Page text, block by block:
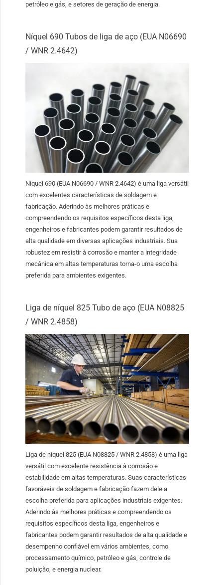
petróleo e gás, e setores de geração de energia.
Níquel 690 Tubos de liga de aço (EUA N06690
/ WNR 2.4642)
Níquel 690 (EUA N06690 / WNR 2.4642) é uma liga versátil
com excelentes características de soldagem e
fabricação. Aderindo às melhores práticas e
compreendendo os requisitos específicos desta liga,
engenheiros e fabricantes podem garantir resultados de
alta qualidade em diversas aplicações industriais. Sua
robustez em resistir à corrosão e manter a integridade
mecânica em altas temperaturas torna-o uma escolha
preferida para ambientes exigentes.
Liga de níquel 825 Tubo de aço (EUA N08825
/ WNR 2.4858)
Liga de níquel 825 (EUA N08825 / WNR 2.4858) é uma liga
versátil com excelente resistência à corrosão e
estabilidade em altas temperaturas. Suas características
favoráveis ​​de soldagem e fabricação fazem dele a
escolha preferida para aplicações industriais exigentes.
Aderindo às melhores práticas e compreendendo os
requisitos específicos desta liga, engenheiros e
fabricantes podem garantir resultados de alta qualidade e
desempenho confiável em vários ambientes, como
processamento químico, petróleo e gás, controle de
poluição, e energia nuclear.